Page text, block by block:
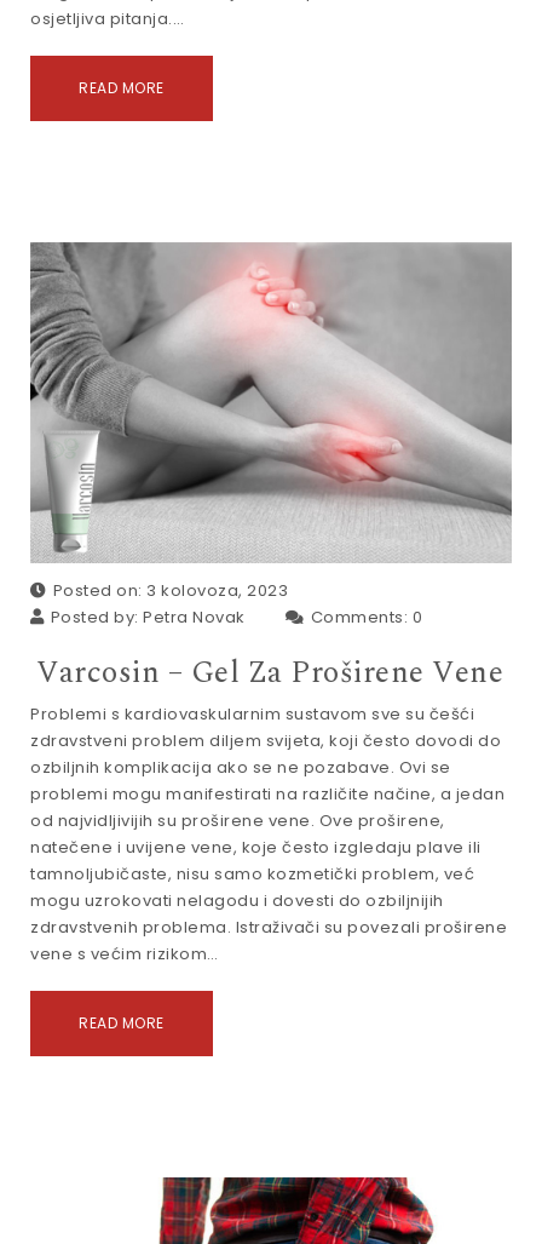
osjetljiva pitanja.…
READ MORE
Posted on: 3 kolovoza, 2023
Posted by: Petra Novak Comments: 0
Varcosin – Gel Za Proširene Vene
Problemi s kardiovaskularnim sustavom sve su češći
zdravstveni problem diljem svijeta, koji često dovodi do
ozbiljnih komplikacija ako se ne pozabave. Ovi se
problemi mogu manifestirati na različite načine, a jedan
od najvidljivijih su proširene vene. Ove proširene,
natečene i uvijene vene, koje često izgledaju plave ili
tamnoljubičaste, nisu samo kozmetički problem, već
mogu uzrokovati nelagodu i dovesti do ozbiljnijih
zdravstvenih problema. Istraživači su povezali proširene
vene s većim rizikom…
READ MORE